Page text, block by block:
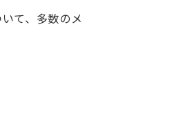
て、多数のメ